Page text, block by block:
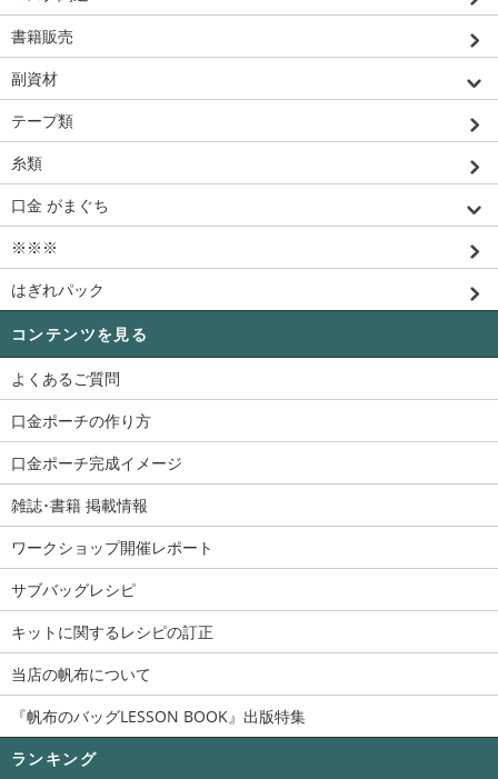
書籍販売
副資材
テープ類
糸類
口金 がまぐち
※※※
はぎれパック
コンテンツを見る
よくあるご質問
口金ポーチの作り方
口金ポーチ完成イメージ
雑誌･書籍 掲載情報
ワークショップ開催レポート
サブバッグレシピ
キットに関するレシピの訂正
当店の帆布について
『帆布のバッグLESSON BOOK』出版特集
ランキング